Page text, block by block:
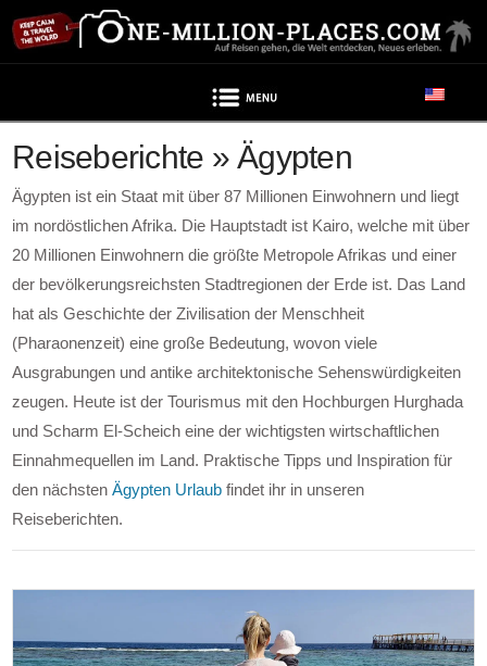
Reiseberichte » Ägypten
Ägypten ist ein Staat mit über 87 Millionen Einwohnern und liegt
im nordöstlichen Afrika. Die Hauptstadt ist Kairo, welche mit über
20 Millionen Einwohnern die größte Metropole Afrikas und einer
der bevölkerungsreichsten Stadtregionen der Erde ist. Das Land
hat als Geschichte der Zivilisation der Menschheit
(Pharaonenzeit) eine große Bedeutung, wovon viele
Ausgrabungen und antike architektonische Sehenswürdigkeiten
zeugen. Heute ist der Tourismus mit den Hochburgen Hurghada
und Scharm El-Scheich eine der wichtigsten wirtschaftlichen
Einnahmequellen im Land. Praktische Tipps und Inspiration für
den nächstenÄgypten Urlaub findet ihr in unseren
Reiseberichten.